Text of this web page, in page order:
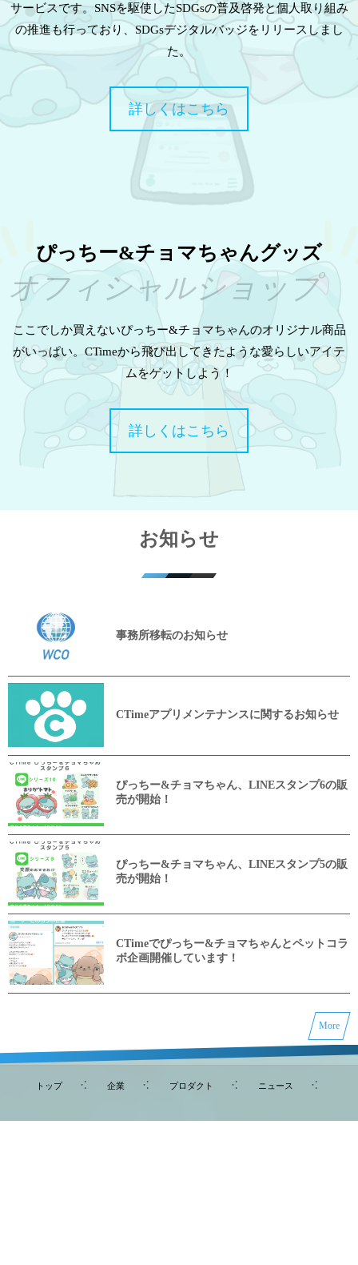
サービスです。SNSを駆使したSDGsの普及啓発と個人取り組み
の推進も行っており、SDGsデジタルバッジをリリースしまし
た。
詳しくはこちら
ぴっちー&チョマちゃんグッズ
オフィシャルショップ
ここでしか買えないぴっちー&チョマちゃんのオリジナル商品
がいっぱい。CTimeから飛び出してきたような愛らしいアイテ
ムをゲットしよう！
詳しくはこちら
お知らせ
事務所移転のお知らせ
CTimeアプリメンテナンスに関するお知らせ
ぴっちー&チョマちゃん、LINEスタンプ6の販
売が開始！
ぴっちー&チョマちゃん、LINEスタンプ5の販
売が開始！
CTimeでぴっちー&チョマちゃんとペットコラ
ボ企画開催しています！
More
トップ 企業 プロダクト ニュース